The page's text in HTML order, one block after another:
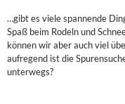
…gibt es viele spannende
Spaß beim Rodeln und
können wir aber auch viel
aufregend ist die
unterwegs?